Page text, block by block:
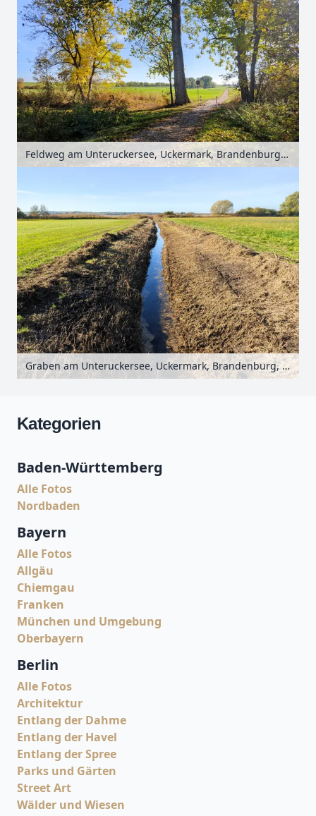
Feldweg am Unteruckersee, Uckermark, Brandenburg, Deutschland
Graben am Unteruckersee, Uckermark, Brandenburg, Deutschland
Kategorien
Baden-Württemberg
Alle Fotos
Nordbaden
Bayern
Alle Fotos
Allgäu
Chiemgau
Franken
München und Umgebung
Oberbayern
Berlin
Alle Fotos
Architektur
Entlang der Dahme
Entlang der Havel
Entlang der Spree
Parks und Gärten
Street Art
Wälder und Wiesen